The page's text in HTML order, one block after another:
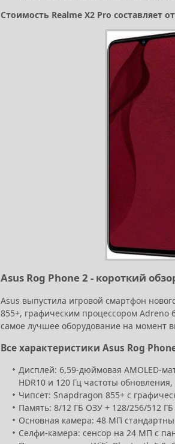
Стоимость Realme X2 Pro составляет
Asus Rog Phone 2 - короткий
Asus выпустила игровой смартфон
855+, графическим процессором Adreno
самое лучшее оборудование на момент
Все характеристики Asus Rog
Дисплей: 6,59-дюймовая AMOLED-
HDR10 и 120 Гц частоты
Чипсет: Snapdragon 855+ с
Память: 8/12 ГБ ОЗУ + 128/256/512
Основная камера: 48 МП
Селфи-камера: сенсор на 24 МП с